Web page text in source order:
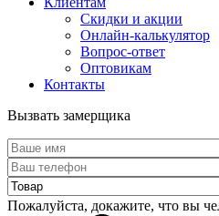
Скидки и акции
Онлайн-калькулятор
Вопрос-ответ
Оптовикам
Контакты
Вызвать замерщика
Пожалуйста, докажите, что вы